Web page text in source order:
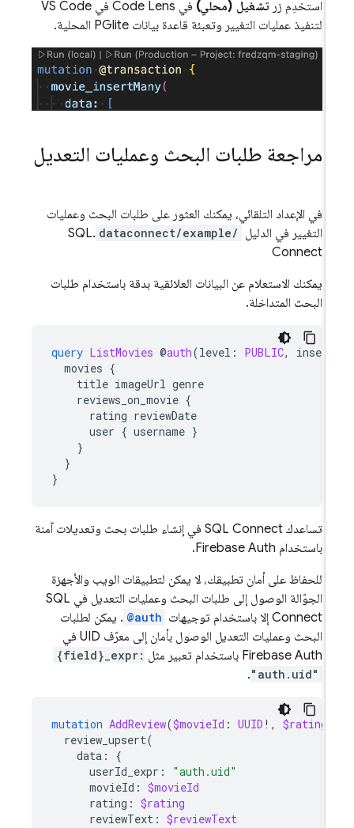
استخدِم زرتشغيل (محلي)
في Code Lens في VS Code
لتنفيذ عمليات التغيير وتعبئة قاعدة بيانات PGlite المحلية.
مراجعة طلبات البحث وعمليات التعديل
في الإعداد التلقائي، يمكنك العثور على طلبات البحث وعمليات
التغيير في الدليل dataconnect/example/
.
SQL
Connect
يمكنك الاستعلام عن البيانات العلائقية بدقة باستخدام طلبات
البحث المتداخلة.
query ListMovies @auth(level: PUBLIC,
movies
title imageUrl genre
reviews_on_movie
rating reviewDate
user
{ username
تساعدكSQL Connectفي إنشاء طلبات بحث وتعديلات آمنة
باستخدام Firebase Auth.
للحفاظ على أمان تطبيقك، لا يمكن لتطبيقات الويب والأجهزة
الجوّالة الوصول إلى طلبات البحث وعمليات التعديل في SQL
Connectإلا باستخدام توجيهات @auth . يمكن لطلبات
البحث وعمليات التعديل الوصول بأمان إلى معرّف UID في
Firebase Auth باستخدام تعبير مثل
{field}_expr:
"auth.uid"
.
mutation AddReview($movieId: UUID !, $rating
review_upsert
data
userId_expr: "auth.uid"
movieId: $movieId
rating: $rating
reviewText: $reviewText